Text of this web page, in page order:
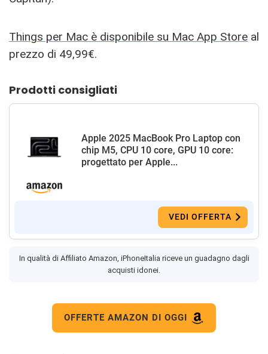
Things per Mac è disponibile su Mac App Store al
prezzo di 49,99€.
Prodotti consigliati
Apple 2025 MacBook Pro Laptop con
chip M5, CPU 10 core, GPU 10 core:
progettato per Apple...
VEDI OFFERTA
In qualità di Affiliato Amazon, iPhoneItalia riceve un guadagno dagli
acquisti idonei.
OFFERTE AMAZON DI OGGI